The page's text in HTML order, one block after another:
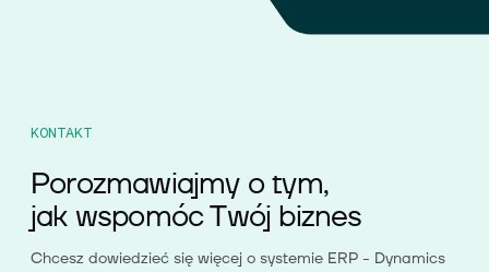
KONTAKT
Porozmawiajmy o tym,
jak wspomóc Twój biznes
Chcesz dowiedzieć się więcej o systemie ERP - Dynamics